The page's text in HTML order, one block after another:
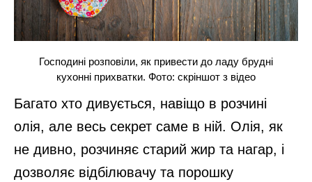
Господині розповіли, як привести до ладу брудні
кухонні прихватки. Фото: скріншот з відео
Багато хто дивується, навіщо в розчині
олія, але весь секрет саме в ній. Олія, як
не дивно, розчиняє старий жир та нагар, і
дозволяє відбілювачу та порошку